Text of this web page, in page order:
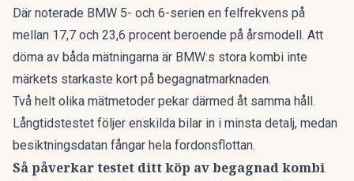
Där noterade BMW 5- och 6-serien en felfrekvens på
mellan 17,7 och 23,6 procent beroende på årsmodell. Att
döma av båda mätningarna är BMW:s stora kombi inte
märkets starkaste kort på begagnatmarknaden.
Två helt olika mätmetoder pekar därmed åt samma håll.
Långtidstestet följer enskilda bilar in i minsta detalj, medan
besiktningsdatan fångar hela fordonsflottan.
Så påverkar testet ditt köp av begagnad kombi